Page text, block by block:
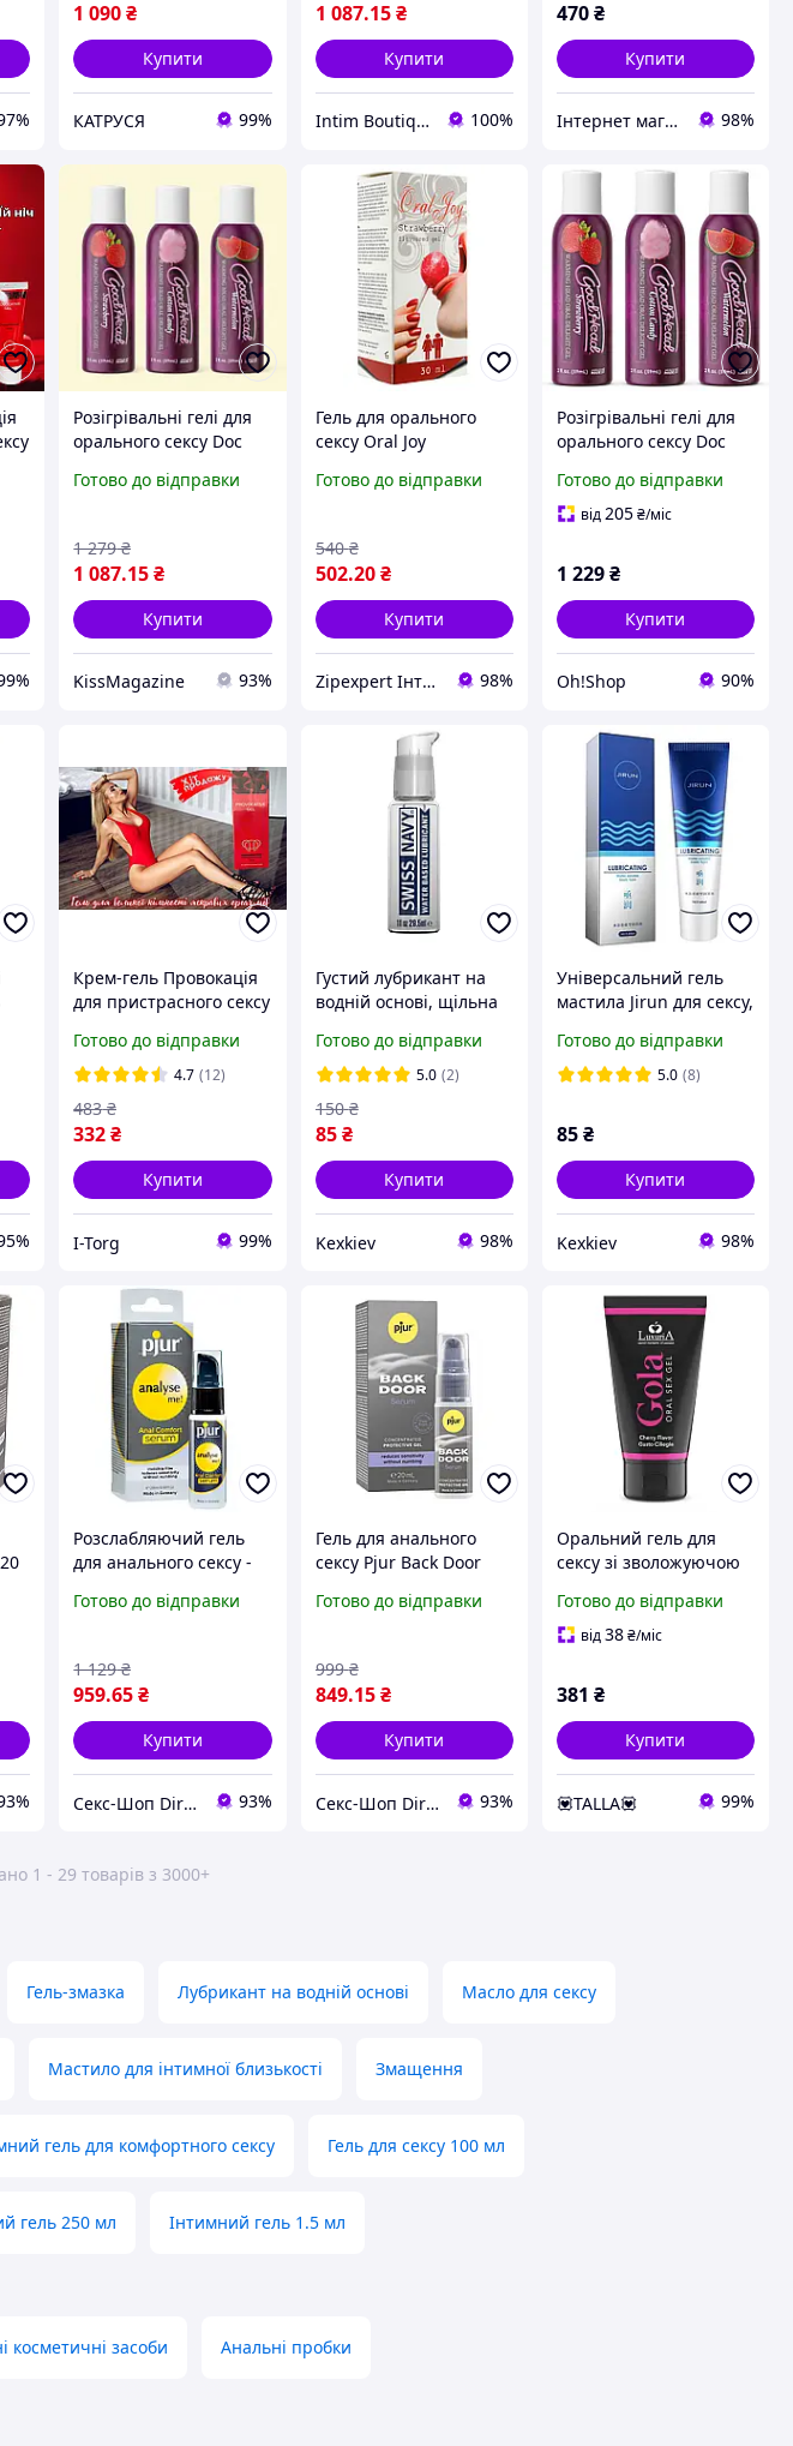
1 090₴
Купити
КАТРУСЯ 99%
1 087.15 ₴
Купити
Intim Boutiqe 777Shop 100%
470₴
Купити
Інтернет магазин інтимних товарів JustLove 98%
Розігрівальні гелі для
орального сексу Doc
Warming Head (3
Готово до відправки
1 087.15₴
1 279 ₴
Купити
KissMagazine 93%
Гель для орального
сексу Oral Joy
sexstyle
Готово до відправки
502.20 ₴
540 ₴
Купити
Zipexpert Iнтернет-магазин запчастин до побутовой технiки та iтнимних товарiв для дорослих 98%
Розігрівальні гелі для
орального сексу Doc
Warming Head (3
смаки) Sexual Fantasy
Готово до відправки
від205₴/міс
1 229₴
Купити
Oh!Shop 90%
Крем-гель Провокація
для пристрасного сексу
Підсилює жіноче
бажання та відчуття
Готово до відправки
4.7 (12)
332₴
483 ₴
Купити
I-Torg 99%
Густий лубрикант на
водній основі, щільна
для сексу, густа водна
змазка
Готово до відправки
5.0 (2)
85 ₴
150 ₴
Купити
Kexkiev 98%
Універсальний гель
мастила Jirun для сексу,
Лубрикант інтимний на
водній основі
Готово до відправки
5.0 (8)
85₴
Купити
Kexkiev 98%
Розслабляючий гель
для анального сексу -
20ml
Готово до відправки
959.65₴
1 129 ₴
Купити
Секс-Шоп Dirtyyy - Включи любовь! 93%
Гель для анального
сексу Pjur Back Door
мл sexstyle
Готово до відправки
849.15 ₴
999 ₴
Купити
Секс-Шоп Dirtyyy - Включи любовь! 93%
Оральний гель для
сексу зі зволожуючою
дією та зі смаком
вишні Intimateline
Папайя
Готово до відправки
від38₴/міс
381 ₴
Купити
💟TALLA💟 99%
1 - 29 товарів з 3000+
Гель-змазка Лубрикант на водній основі Масло для сексу
Мастило для інтимної близькості Змащення
гель для комфортного сексу Гель для сексу 100 мл
гель 250 мл Інтимний гель 1.5 мл
косметичні засоби Анальні пробки